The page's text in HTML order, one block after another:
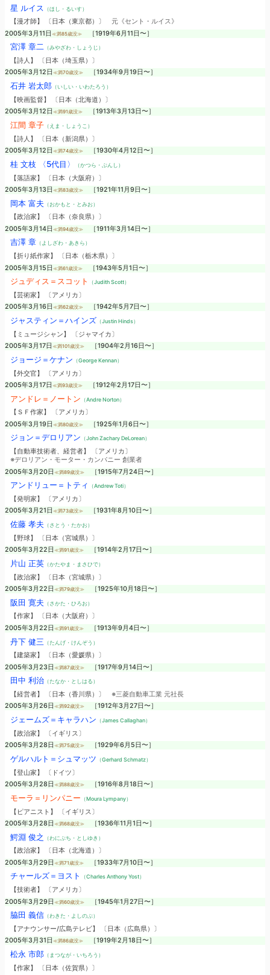
星 ルイス （ほし・るいす）
【漫才師】 〔日本（東京都）〕 元《セント・ルイス》
2005年3月11日 ≪満85歳没≫ ［1919年6月11日〜］
宮澤 章二（みやざわ・しょうじ）
【詩人】 〔日本（埼玉県）〕
2005年3月12日 ≪満70歳没≫ ［1934年9月19日〜］
石井 岩太郎（いしい・いわたろう）
【映画監督】 〔日本（北海道）〕
2005年3月12日 ≪満91歳没≫ ［1913年3月13日〜］
江間 章子（えま・しょうこ）
【詩人】 〔日本（新潟県）〕
2005年3月12日 ≪満74歳没≫ ［1930年4月12日〜］
桂 文枝 〈5代目〉 （かつら・ぶんし）
【落語家】 〔日本（大阪府）〕
2005年3月13日 ≪満83歳没≫ ［1921年11月9日〜］
岡本 富夫 （おかもと・とみお）
【政治家】 〔日本（奈良県）〕
2005年3月14日 ≪満94歳没≫ ［1911年3月14日〜］
吉澤 章（よしざわ・あきら）
【折り紙作家】 〔日本（栃木県）〕
2005年3月15日 ≪満61歳没≫ ［1943年5月1日〜］
ジュディス＝スコット （Judith Scott）
【芸術家】 〔アメリカ〕
2005年3月16日 ≪満62歳没≫ ［1942年5月7日〜］
ジャスティン＝ハインズ （Justin Hinds）
【ミュージシャン】 〔ジャマイカ〕
2005年3月17日 ≪満101歳没≫ ［1904年2月16日〜］
ジョージ＝ケナン （George Kennan）
【外交官】 〔アメリカ〕
2005年3月17日 ≪満93歳没≫ ［1912年2月17日〜］
アンドレ＝ノートン （Andre Norton）
【ＳＦ作家】 〔アメリカ〕
2005年3月19日 ≪満80歳没≫ ［1925年1月6日〜］
ジョン＝デロリアン （John Zachary DeLorean）
【自動車技術者、経営者】 〔アメリカ〕
※デロリアン・モーター・カンパニー 創業者
2005年3月20日 ≪満89歳没≫ ［1915年7月24日〜］
アンドリュー＝トティ （Andrew Toti）
【発明家】 〔アメリカ〕
2005年3月21日 ≪満73歳没≫ ［1931年8月10日〜］
佐藤 孝夫 （さとう・たかお）
【野球】 〔日本（宮城県）〕
2005年3月22日 ≪満91歳没≫ ［1914年2月17日〜］
片山 正英（かたやま・まさひで）
【政治家】 〔日本（宮城県）〕
2005年3月22日 ≪満79歳没≫ ［1925年10月18日〜］
阪田 寛夫 （さかた・ひろお）
【作家】 〔日本（大阪府）〕
2005年3月22日 ≪満91歳没≫ ［1913年9月4日〜］
丹下 健三 （たんげ・けんぞう）
【建築家】 〔日本（愛媛県）〕
2005年3月23日 ≪満87歳没≫ ［1917年9月14日〜］
田中 利治（たなか・としはる）
【経営者】 〔日本（香川県）〕 ※三菱自動車工業 元社長
2005年3月26日 ≪満92歳没≫ ［1912年3月27日〜］
ジェームズ＝キャラハン （James Callaghan）
【政治家】 〔イギリス〕
2005年3月28日 ≪満75歳没≫ ［1929年6月5日〜］
ゲルハルト＝シュマッツ （Gerhard Schmatz）
【登山家】 〔ドイツ〕
2005年3月28日 ≪満88歳没≫ ［1916年8月18日〜］
モーラ＝リンパニー （Moura Lympany）
【ピアニスト】 〔イギリス〕
2005年3月28日 ≪満68歳没≫ ［1936年11月1日〜］
鰐淵 俊之 （わにぶち・としゆき）
【政治家】 〔日本（北海道）〕
2005年3月29日 ≪満71歳没≫ ［1933年7月10日〜］
チャールズ＝ヨスト （Charles Anthony Yost）
【技術者】 〔アメリカ〕
2005年3月29日 ≪満60歳没≫ ［1945年1月27日〜］
脇田 義信（わきた・よしのぶ）
【アナウンサー/広島テレビ】 〔日本（広島県）〕
2005年3月31日 ≪満86歳没≫ ［1919年2月18日〜］
松永 市郎（まつなが・いちろう）
【作家】 〔日本（佐賀県）〕